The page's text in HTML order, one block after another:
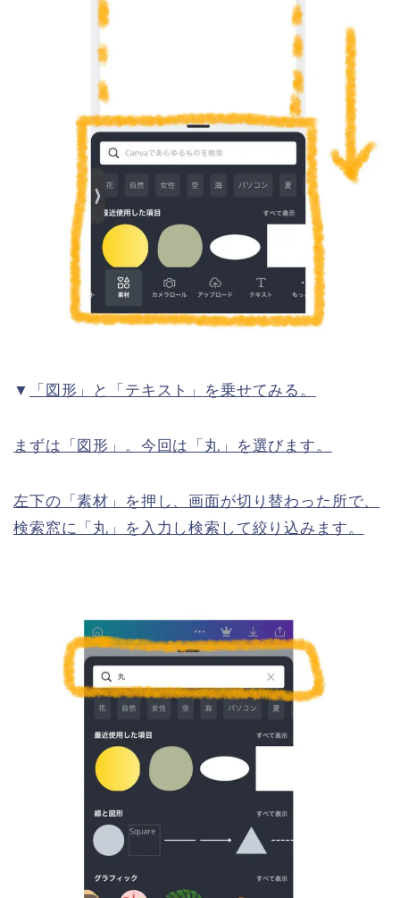
▼ 「図形」と「テキスト」を乗せてみる。
まずは「図形」。今回は「丸」を選びます。
左下の「素材」を押し、画面が切り替わった所で、
検索窓に「丸」を入力し検索して絞り込みます。